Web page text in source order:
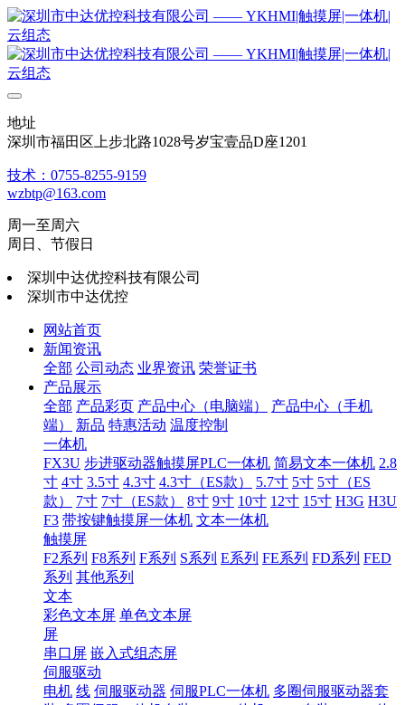
地址
深圳市福田区上步北路1028号岁宝壹品D座1201
技术：0755-8255-9159
wzbtp@163.com
周一至周六
周日、节假日
深圳中达优控科技有限公司
深圳市中达优控
网站首页
新闻资讯
全部 公司动态 业界资讯 荣誉证书
产品展示
全部 产品彩页 产品中心（电脑端）
产品中心（手机
端）
新品 特惠活动 温度控制
一体机
FX3U 步进驱动器触摸屏PLC一体机 简易文本一体机 2.8
寸 4寸 3.5寸 4.3寸 4.3寸（ES款） 5.7寸 5寸 5寸（ES
款）
7寸 7寸（ES款） 8寸 9寸 10寸 12寸 15寸 H3G H3U
F3 带按键触摸屏一体机 文本一体机
触摸屏
F2系列 F8系列 F系列 S系列 E系列 FE系列 FD系列 FED
系列 其他系列
文本
彩色文本屏 单色文本屏
屏
串口屏 嵌入式组态屏
伺服驱动
电机 线 伺服驱动器 伺服PLC一体机 多圈伺服驱动器套